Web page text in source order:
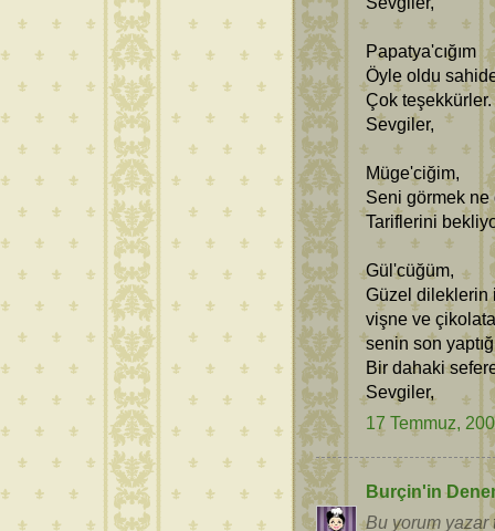
Papatya'cığım
Öyle oldu
Çok
Sevgiler,
Müge'ciğim,
Seni görmek
Tariflerini
Gül'cüğüm,
Güzel dileklerin
vişne ve
senin son
Bir dahaki
Sevgiler,
17 Temmuz,
Burçin'in
Bu yorum yazar